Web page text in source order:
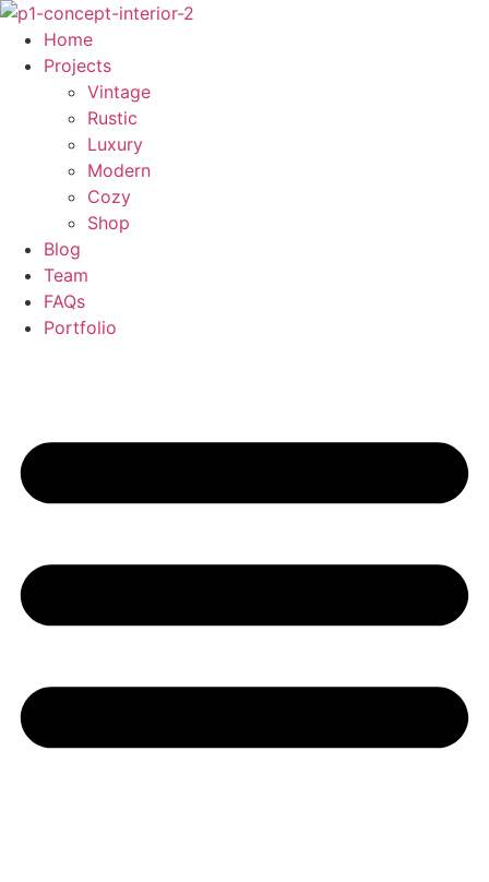
Skip
content
Home
Projects
Vintage
Rustic
Luxury
Modern
Cozy
Shop
Blog
Team
FAQs
Portfolio